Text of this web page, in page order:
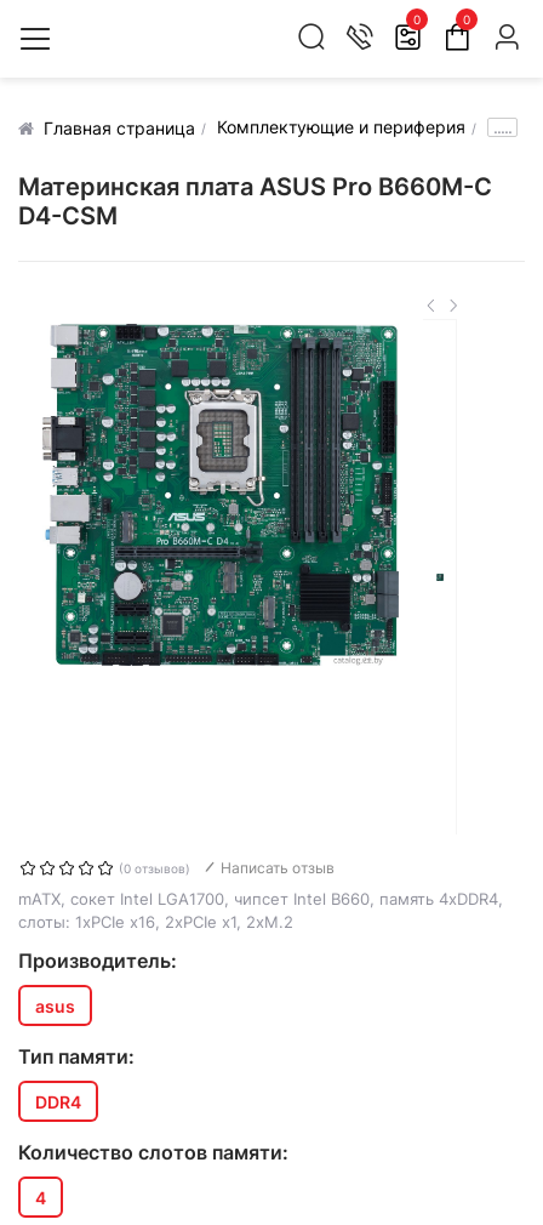
0 0
Главная страница Комплектующие и периферия .....
Материнская плата ASUS Pro B660M-C
D4-CSM
(0 отзывов) Написать отзыв
mATX, сокет Intel LGA1700, чипсет Intel B660, память 4xDDR4,
слоты: 1xPCIe x16, 2xPCIe x1, 2xM.2
Производитель:
asus
Тип памяти:
DDR4
Количество слотов памяти:
4